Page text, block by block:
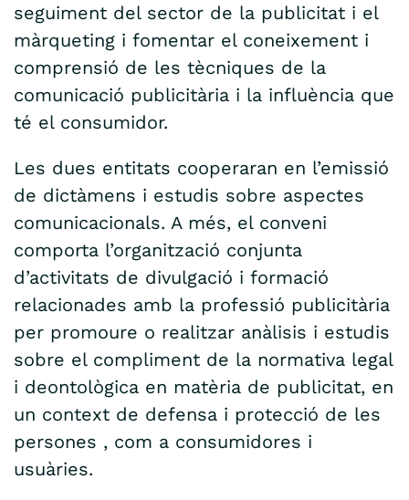
seguiment del sector de la publicitat i el
màrqueting i fomentar el coneixement i
comprensió de les tècniques de la
comunicació publicitària i la influència que
té el consumidor.
Les dues entitats cooperaran en l’emissió
de dictàmens i estudis sobre aspectes
comunicacionals. A més, el conveni
comporta l’organització conjunta
d’activitats de divulgació i formació
relacionades amb la professió publicitària
per promoure o realitzar anàlisis i estudis
sobre el compliment de la normativa legal
i deontològica en matèria de publicitat, en
un context de defensa i protecció de les
persones , com a consumidores i
usuàries.